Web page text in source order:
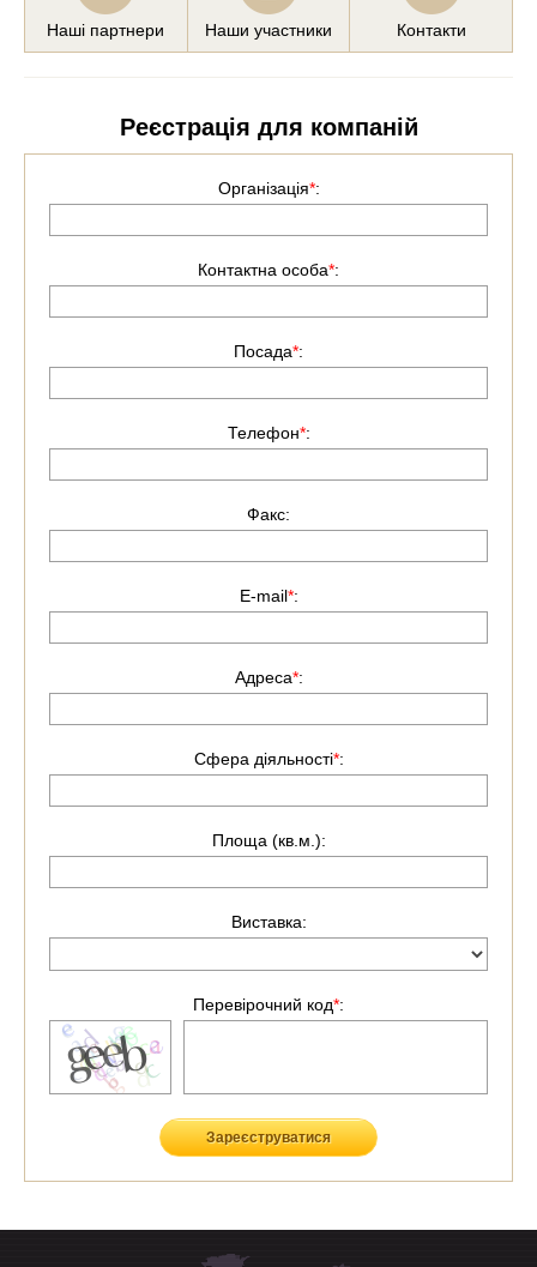
Наші партнери Наши участники Контакти
Реєстрація для компаній
Організація*:
Контактна особа*:
Посада*:
Телефон*:
Факс:
E-mail*:
Адреса*:
Сфера діяльності*:
Площа (кв.м.):
Виставка:
Перевірочний код*:
Зареєструватися